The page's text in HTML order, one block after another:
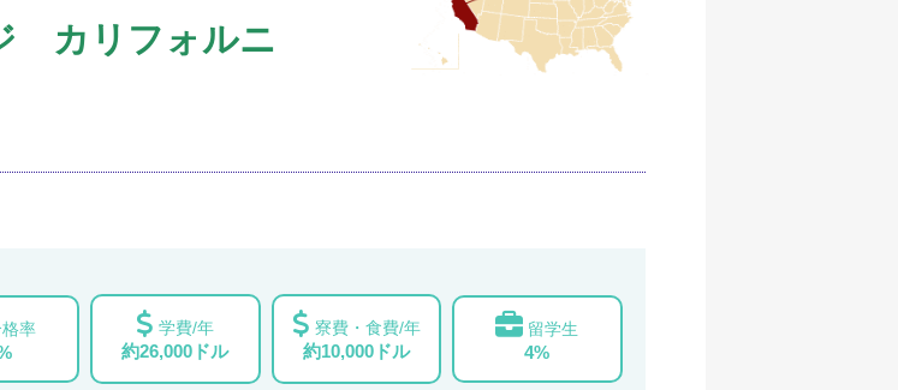
カリフォルニ
率 学費/年
約26,000ドル
寮費・食費/年
約10,000ドル
留学生
4%